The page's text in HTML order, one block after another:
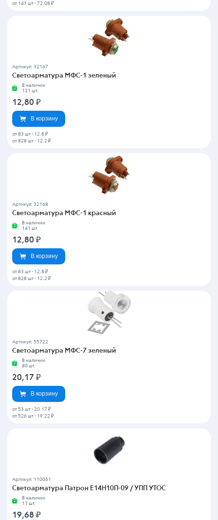
от 141 шт - 72.08 ₽
Артикул: 32167
Светоарматура МФС-1 зеленый
В наличии
121 шт.
12,80 ₽
В корзину
от 83 шт - 12.8 ₽
от 828 шт - 12.2 ₽
Артикул: 32168
Светоарматура МФС-1 красный
В наличии
141 шт.
12,80 ₽
В корзину
от 83 шт - 12.8 ₽
от 828 шт - 12.2 ₽
Артикул: 55722
Светоарматура МФС-7 зеленый
В наличии
80 шт.
20,17 ₽
В корзину
от 53 шт - 20.17 ₽
от 526 шт - 19.22 ₽
Артикул: 110061
Светоарматура Патрон Е14Н10П-09 / УПП УТОС
В наличии
11 шт.
19,68 ₽